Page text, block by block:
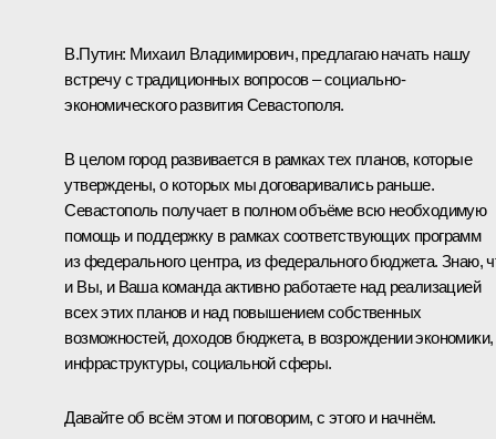
В.Путин: Михаил Владимирович, предлагаю начать нашу
встречу с традиционных вопросов – социально-
экономического развития Севастополя.
В целом город развивается в рамках тех планов, которые
утверждены, о которых мы договаривались раньше.
Севастополь получает в полном объёме всю необходимую
помощь и поддержку в рамках соответствующих программ
из федерального центра, из федерального бюджета. Знаю,
и Вы, и Ваша команда активно работаете над реализацией
всех этих планов и над повышением собственных
возможностей, доходов бюджета, в возрождении экономики,
инфраструктуры, социальной сферы.
Давайте об всём этом и поговорим, с этого и начнём.